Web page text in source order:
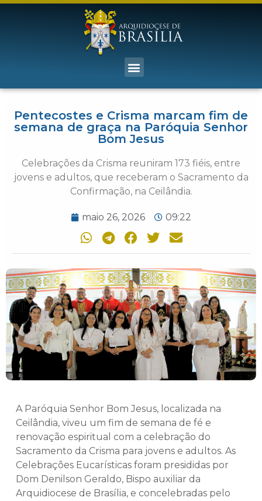
Pentecostes e Crisma marcam fim de
semana de graça na Paróquia Senhor
Bom Jesus
Celebrações da Crisma reuniram 173 fiéis, entre
jovens e adultos, que receberam o Sacramento da
Confirmação, na Ceilândia.
maio 26, 2026 09:22
A Paróquia Senhor Bom Jesus, localizada na
Ceilândia, viveu um fim de semana de fé e
renovação espiritual com a celebração do
Sacramento da Crisma para jovens e adultos. As
Celebrações Eucarísticas foram presididas por
Dom Denilson Geraldo, Bispo auxiliar da
Arquidiocese de Brasília, e concelebradas pelo